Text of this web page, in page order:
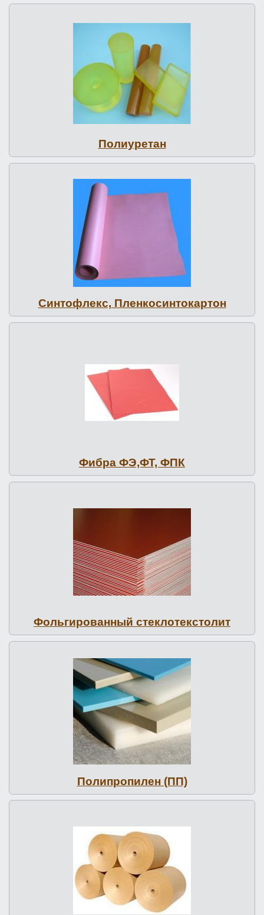
По­ли­уре­тан
Син­тофлекс, Плен­ко­син­то­кар­тон
Фибра ФЭ,ФТ, ФПК
Фоль­ги­рован­ный стек­ло­текс­то­лит
По­лип­ро­пилен (ПП)